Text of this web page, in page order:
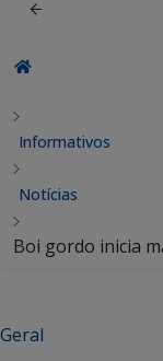
Informativos
Notícias
Boi gordo inicia
Geral